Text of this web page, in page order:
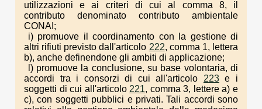
utilizzazioni e ai criteri di cui al comma 8, il
contributo denominato contributo ambientale
CONAI;
i) promuove il coordinamento con la gestione di
altri rifiuti previsto dall'articolo 222, comma 1, lettera
b), anche definendone gli ambiti di applicazione;
l) promuove la conclusione, su base volontaria, di
accordi tra i consorzi di cui all'articolo 223e i
soggetti di cui all'articolo 221, comma 3, lettere a) e
c), con soggetti pubblici e privati. Tali accordi sono